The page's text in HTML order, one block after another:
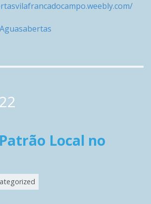
Local no